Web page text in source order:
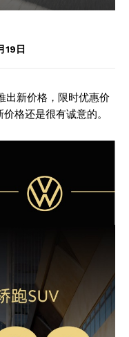
19日
出新价格，限时优惠价
格还是很有诚意的。